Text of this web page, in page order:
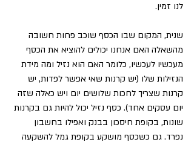
לנו זמין.
שנית, המקום שבו הכסף שוכב פחות חשובה
מהשאלה האם אנחנו יכולים להוציא את הכסף
מעכשיו לעכשיו, כלומר האם הוא נזיל ומה מידת
הנזילות שלו (יש קרנות שאי אפשר לפדות, יש
קרנות שצריך לחכות שלושים יום ויש כאלה שזה
יום עסקים אחד). כסף נזיל יכול להיות גם בקרנות
שונות, בקופת חיסכון בבנק ואפילו בחשבון
נפרד. גם כשכסף מושקע בקופת גמל להשקעה